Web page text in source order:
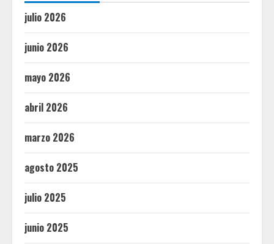
julio 2026
junio 2026
mayo 2026
abril 2026
marzo 2026
agosto 2025
julio 2025
junio 2025